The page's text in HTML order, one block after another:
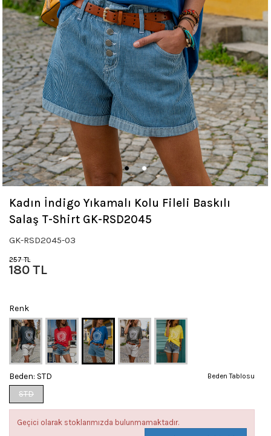
Kadın İndigo Yıkamalı Kolu Fileli Baskılı
Salaş T-Shirt GK-RSD2045
GK-RSD2045-03
257 TL
180 TL
Renk
Beden Tablosu
Beden: STD
STD
Geçici olarak stoklarımızda bulunmamaktadır.